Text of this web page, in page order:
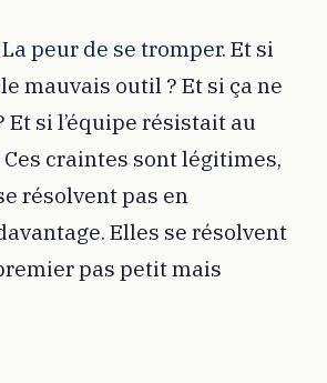
peur de se tromper. Et si
mauvais outil ? Et si ça ne
Et si l’équipe résistait au
craintes sont légitimes,
résolvent pas en
Elles se résolvent
pas petit mais